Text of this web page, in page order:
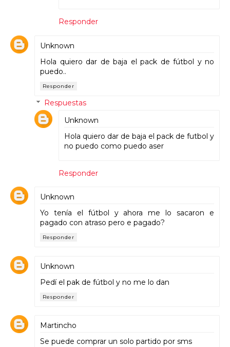
Responder
Unknown
Hola quiero dar de baja el pack de fútbol y no
puedo..
Responder
Respuestas
Unknown
Hola quiero dar de baja el pack de futbol y
no puedo como puedo aser
Responder
Unknown
Yo tenía el fútbol y ahora me lo sacaron e
pagado con atraso pero e pagado?
Responder
Unknown
Pedí el pak de fútbol y no me lo dan
Responder
Martincho
Se puede comprar un solo partido por sms